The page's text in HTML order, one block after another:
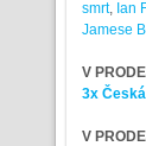
smrt, Ian
Jamese
V
3x
V